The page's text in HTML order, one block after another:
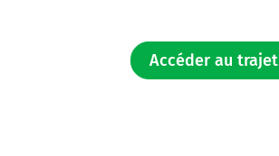
1,8 km > Rue de Strasbourg
Accéder au trajet